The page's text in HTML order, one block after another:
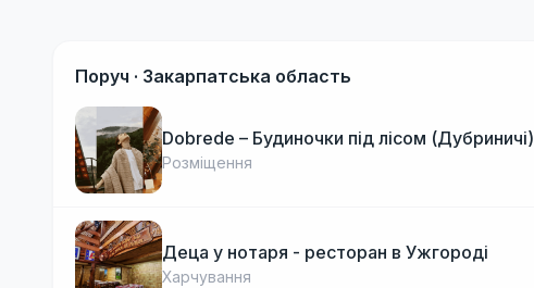
Поруч · Закарпатська область
Dobrede – Будиночки під лісом (Дубриничі)
Розміщення
Деца у нотаря - ресторан в Ужгороді
Харчування